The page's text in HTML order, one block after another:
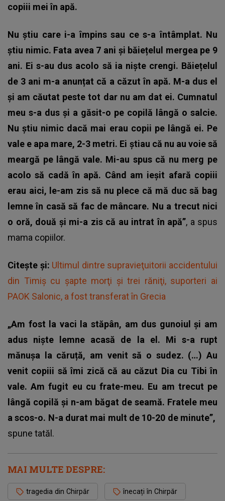
copiii mei în apă.
Nu știu care i-a împins sau ce s-a întâmplat. Nu
știu nimic. Fata avea 7 ani și băiețelul mergea pe 9
ani. Ei s-au dus acolo să ia niște crengi. Băiețelul
de 3 ani m-a anunțat că a căzut în apă. M-a dus el
și am căutat peste tot dar nu am dat ei. Cumnatul
meu s-a dus și a găsit-o pe copilă lângă o salcie.
Nu știu nimic dacă mai erau copii pe lângă ei. Pe
vale e apa mare, 2-3 metri. Ei știau că nu au voie să
meargă pe lângă vale. Mi-au spus că nu merg pe
acolo să cadă în apă. Când am ieșit afară copiii
erau aici, le-am zis să nu plece că mă duc să bag
lemne în casă să fac de mâncare. Nu a trecut nici
o oră, două și mi-a zis că au intrat în apă”, a spus
mama copiilor.
Citește și: Ultimul dintre supravieţuitorii accidentului
din Timiş cu şapte morţi şi trei răniţi, suporteri ai
PAOK Salonic, a fost transferat în Grecia
„Am fost la vaci la stăpân, am dus gunoiul și am
adus niște lemne acasă de la el. Mi s-a rupt
mănușa la căruță, am venit să o sudez. (…) Au
venit copiii să îmi zică că au căzut Dia cu Tibi în
vale. Am fugit eu cu frate-meu. Eu am trecut pe
lângă copilă și n-am băgat de seamă. Fratele meu
a scos-o. N-a durat mai mult de 10-20 de minute”,
spune tatăl.
MAI MULTE DESPRE:
tragedia din Chirpăr înecați în Chirpăr